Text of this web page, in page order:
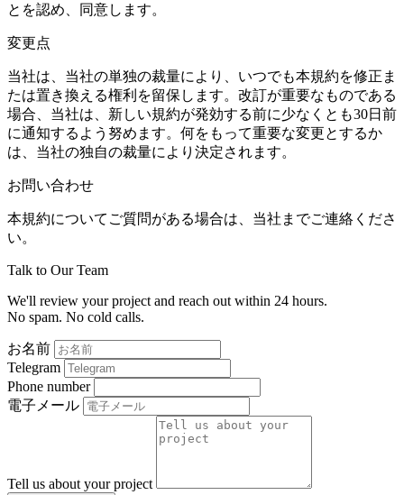
とを認め、同意します。
変更点
当社は、当社の単独の裁量により、いつでも本規約を修正ま
たは置き換える権利を留保します。改訂が重要なものである
場合、当社は、新しい規約が発効する前に少なくとも30日前
に通知するよう努めます。何をもって重要な変更とするか
は、当社の独自の裁量により決定されます。
お問い合わせ
本規約についてご質問がある場合は、当社までご連絡くださ
い。
Talk to Our Team
We'll review your project and reach out within 24 hours.
No spam. No cold calls.
お名前
Telegram
Phone number
電子メール
Tell us about your project